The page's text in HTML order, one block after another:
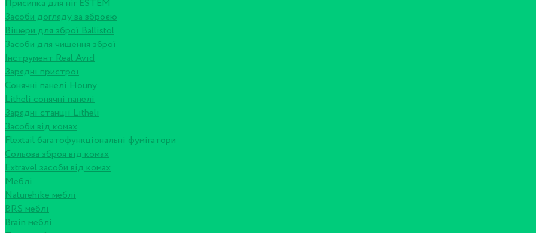
Присипка для ніг ESTEM
Засоби догляду за зброєю
Вішери для зброї Ballistol
Засоби для чищення зброї
Інструмент Real Avid
Зарядні пристрої
Сонячні панелі Houny
Litheli сонячні панелі
Зарядні станції Litheli
Засоби від комах
Flextail багатофункціональні фумігатори
Сольова зброя від комах
Extravel засоби від комах
Меблі
Naturehike меблі
BRS меблі
Brain меблі